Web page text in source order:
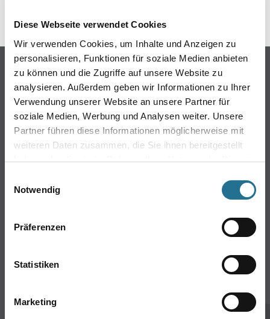
Diese Webseite verwendet Cookies
Wir verwenden Cookies, um Inhalte und Anzeigen zu
personalisieren, Funktionen für soziale Medien anbieten
zu können und die Zugriffe auf unsere Website zu
analysieren. Außerdem geben wir Informationen zu Ihrer
Verwendung unserer Website an unsere Partner für
soziale Medien, Werbung und Analysen weiter. Unsere
Partner führen diese Informationen möglicherweise mit
weiteren Daten zusammen, die Sie ihnen bereitgestellt
haben oder die sie im Rahmen Ihrer Nutzung der Dienste
Notwendig
Präferenzen
Statistiken
Marketing
Online-Shop
Farbe
WDV-Systeme
Trockenbau
Werkzeug & Maschinen
Unternehmen
HAMSTA